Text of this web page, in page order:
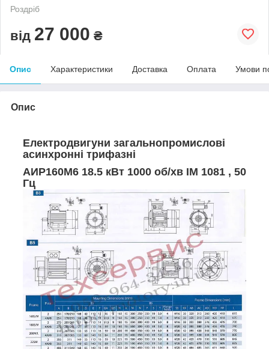
Роздріб
від 27 000 ₴
Опис Характеристики Доставка Оплата Умови
Опис
Електродвигуни загальнопромислові
асинхронні трифазні
АИР160М6 18.5 кВт 1000 об/хв ІМ 1081 , 50
Гц